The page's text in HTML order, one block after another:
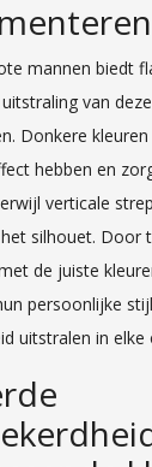
mannen biedt
van
Donkere kleuren
hebben en
verticale
silhouet. Door
de juiste
persoonlijke
uitstralen in